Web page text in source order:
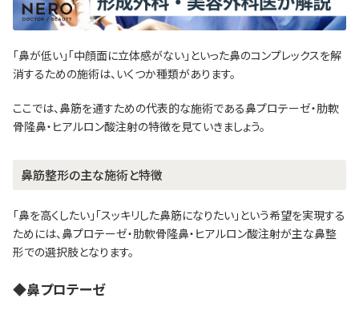
「鼻が低い」「中顔面に立体感がない」といった鼻のコンプレックスを解
消するための施術は、いくつか種類があります。
ここでは、鼻筋を通すための代表的な施術である鼻プロテーゼ・肋軟
骨隆鼻・ヒアルロン酸注射の特徴を見ていきましょう。
鼻筋整形の主な施術と特徴
「鼻を高くしたい」「スッキリした鼻筋になりたい」という希望を実現する
ためには、鼻プロテーゼ・肋軟骨隆鼻・ヒアルロン酸注射が主な鼻整
形での選択肢となります。
◆鼻プロテーゼ